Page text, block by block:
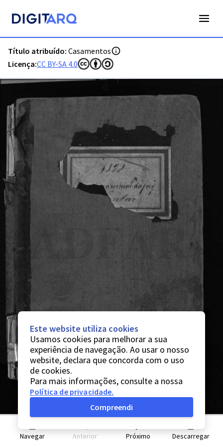
Título atribuído: Casamentos
Licença:CC BY-SA 4.0
Navegar Anterior Próximo Descarregar
Este website utiliza cookies
Usamos cookies para melhorar a sua
experiência de navegação. Ao usar o nosso
website, declara que concorda com o uso
de cookies.
Para mais informações, consulte a nossa
Política de privacidade.
Compreendi